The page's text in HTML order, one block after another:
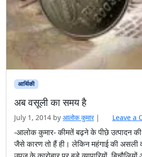
आर्थिकी
अब वसूली का समय है
July 1, 2014 by आलोक कुमार | Leave a
-आलोक कुमार- कीमतें बढ़ने के पीछे उत्पादन की
जैसे कारण तो हैं ही। लेकिन महंगाई की असली